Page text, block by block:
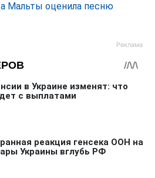
Мальты оценила песню